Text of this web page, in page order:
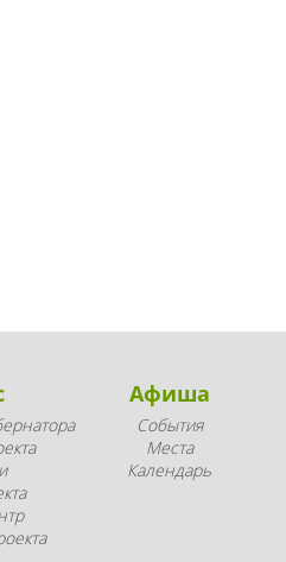
Афиша
События
Места
Календарь